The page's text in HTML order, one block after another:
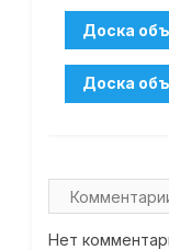
Нет